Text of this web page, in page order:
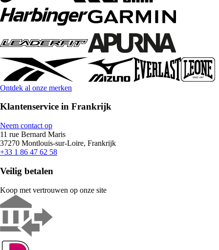
Ontdek al onze merken
Klantenservice in Frankrijk
Neem contact op
11 rue Bernard Maris
37270 Montlouis-sur-Loire, Frankrijk
+33 1 86 47 62 58
Veilig betalen
Koop met vertrouwen op onze site